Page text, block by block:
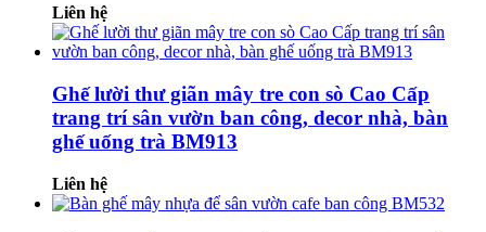
Liên hệ
Ghế lười thư giãn mây tre con sò Cao Cấp
trang trí sân vườn ban công, decor nhà, bàn
ghế uống trà BM913
Liên hệ